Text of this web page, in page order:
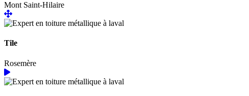
Mont Saint-Hilaire
Tile
Rosemère